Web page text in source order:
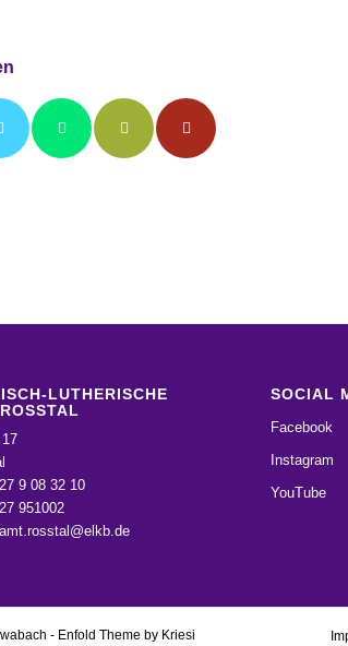
LUTHERISCHE
9 08 32 10
951002
SOCIAL
Facebook
Instagram
YouTube
- Enfold Theme by Kriesi